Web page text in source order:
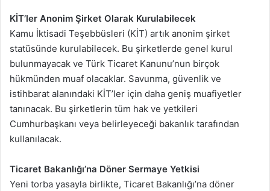
KİT’ler Anonim Şirket Olarak Kurulabilecek
Kamu İktisadi Teşebbüsleri (KİT) artık anonim şirket
statüsünde kurulabilecek. Bu şirketlerde genel kurul
bulunmayacak ve Türk Ticaret Kanunu’nun birçok
hükmünden muaf olacaklar. Savunma, güvenlik ve
istihbarat alanındaki KİT’ler için daha geniş muafiyetler
tanınacak. Bu şirketlerin tüm hak ve yetkileri
Cumhurbaşkanı veya belirleyeceği bakanlık tarafından
kullanılacak.
Ticaret Bakanlığı’na Döner Sermaye Yetkisi
Yeni torba yasayla birlikte, Ticaret Bakanlığı’na döner